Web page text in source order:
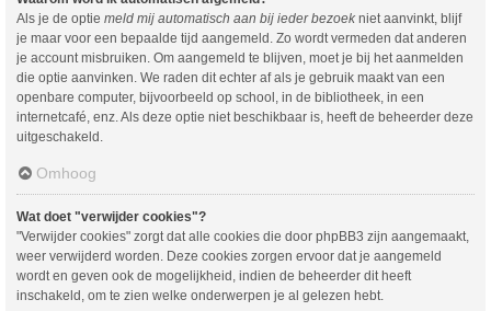
Als je de optie meld mij automatisch aan bij ieder bezoek niet aanvinkt, blijf
je maar voor een bepaalde tijd aangemeld. Zo wordt vermeden dat anderen
je account misbruiken. Om aangemeld te blijven, moet je bij het aanmelden
die optie aanvinken. We raden dit echter af als je gebruik maakt van een
openbare computer, bijvoorbeeld op school, in de bibliotheek, in een
internetcafé, enz. Als deze optie niet beschikbaar is, heeft de beheerder deze
uitgeschakeld.
Omhoog
Wat doet "verwijder cookies"?
"Verwijder cookies" zorgt dat alle cookies die door phpBB3 zijn aangemaakt,
weer verwijderd worden. Deze cookies zorgen ervoor dat je aangemeld
wordt en geven ook de mogelijkheid, indien de beheerder dit heeft
inschakeld, om te zien welke onderwerpen je al gelezen hebt.